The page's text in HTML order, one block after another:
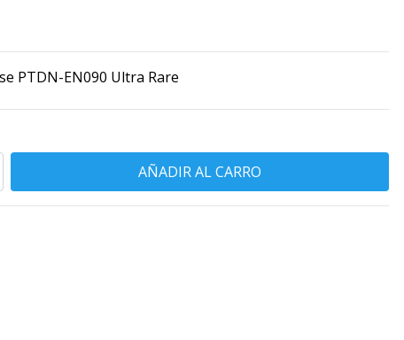
PTDN-EN090 Ultra Rare